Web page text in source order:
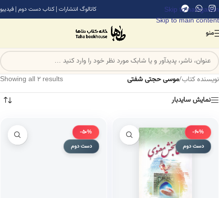
Skip to navigation
Skip to main content
کاتالوگ انتشارات | کتاب دست دوم | فیدیبو
منو
نویسنده کتاب/موسی حجتی شفتی
Showing all 2 results
نمایش سایدبار
-60%
دست دوم
-50%
دست دوم